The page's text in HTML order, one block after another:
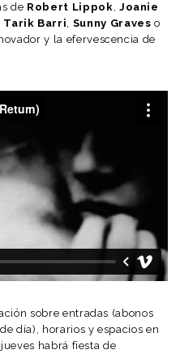
de Robert Lippok, Joanie
Tarik Barri, Sunny Graves o
y la efervescencia de
sobre entradas (abonos
día), horarios y espacios en
habrá fiesta de